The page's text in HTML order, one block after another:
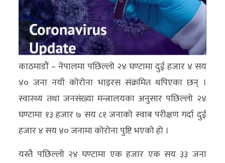
विचार/
ब्लग
खेलकुद
रोचक
अन्य
क्लिक
खबर
विशेष
काठमाडौं – नेपालमा पछिल्लो २४ घण्टामा दुई हजार ४ सय
४० जना नयाँ कोरोना भाइरस संक्रमित थपिएका छन् ।
स्वास्थ्य तथा जनसंख्या मन्त्रालयका अनुसार पछिल्लो २४
घण्टामा १३ हजार ७ सय ८१ जनाको स्वाब परीक्षण गर्दा दुई
हजार ४ सय ४० जनामा कोरोना पुष्टि भएको हो ।
यस्तै पछिल्लो २४ घण्टामा एक हजार एक सय ३३ जना